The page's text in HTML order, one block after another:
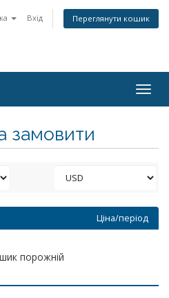
Вхід Переглянути кошик
замовити
Ціна/період
порожній